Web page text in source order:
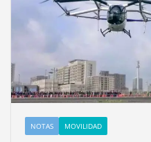
NOTAS MOVILIDAD